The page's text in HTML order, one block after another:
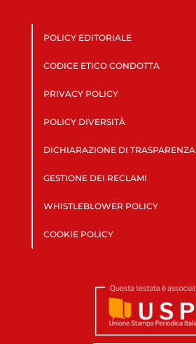
POLICY EDITORIALE
CODICE ETICO CONDOTTA
PRIVACY POLICY
POLICY DIVERSITÀ
DICHIARAZIONE DI TRASPARENZA
GESTIONE DEI RECLAMI
WHISTLEBLOWER POLICY
COOKIE POLICY